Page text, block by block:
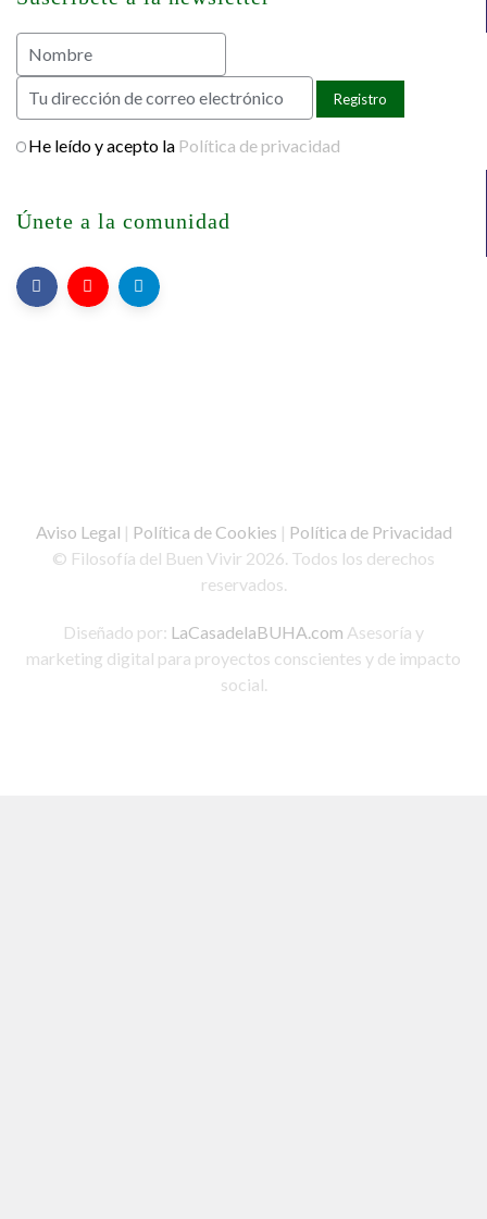
He leído y acepto la Política de privacidad
Únete a la comunidad
Aviso Legal | Política de Cookies | Política de Privacidad
© Filosofía del Buen Vivir 2026. Todos los derechos
reservados.
Diseñado por: LaCasadelaBUHA.com Asesoría y
marketing digital para proyectos conscientes y de impacto
social.